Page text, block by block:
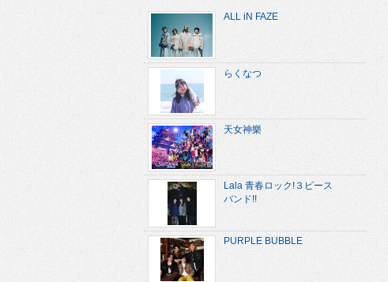
ALL iN FAZE
らくなつ
天女神樂
Lala 青春ロック!３ピース
バンド!!
PURPLE BUBBLE